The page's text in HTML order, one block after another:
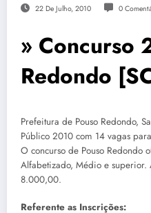
22 De Julho, 2010 0
» Concurso
Redondo
Prefeitura de Pouso Redondo,
Público 2010 com 14 vagas
O concurso de Pouso Redondo
Alfabetizado, Médio e superior.
8.000,00.
Referente as Inscrições: